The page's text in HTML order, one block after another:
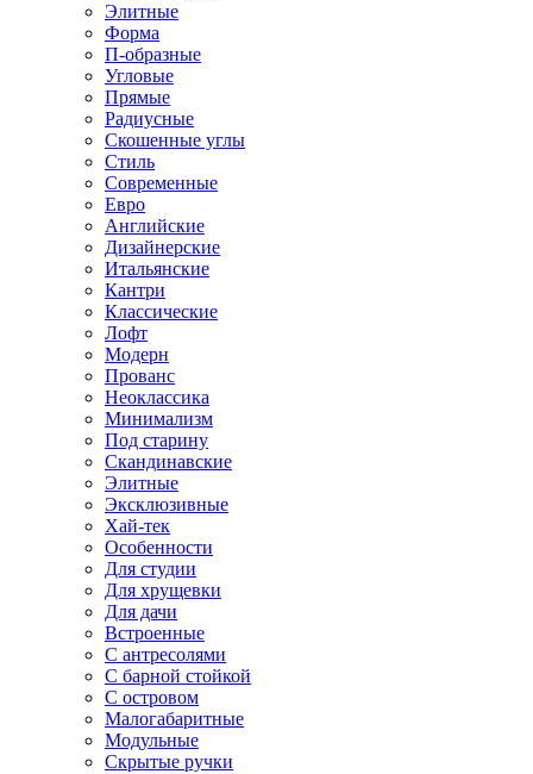
Элитные
Форма
П-образные
Угловые
Прямые
Радиусные
Скошенные углы
Стиль
Современные
Евро
Английские
Дизайнерские
Итальянские
Кантри
Классические
Лофт
Модерн
Прованс
Неоклассика
Минимализм
Под старину
Скандинавские
Элитные
Эксклюзивные
Хай-тек
Особенности
Для студии
Для хрущевки
Для дачи
Встроенные
С антресолями
С барной стойкой
С островом
Малогабаритные
Модульные
Скрытые ручки